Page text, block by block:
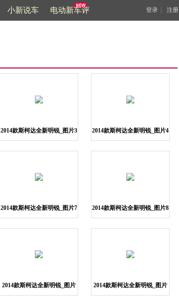
小新说车 电动新车评 登录 注册
2014款斯柯达全新明锐_图片3 2014款斯柯达全新明锐_图片4
2014款斯柯达全新明锐_图片7 2014款斯柯达全新明锐_图片8
2014款斯柯达全新明锐_图片 2014款斯柯达全新明锐_图片